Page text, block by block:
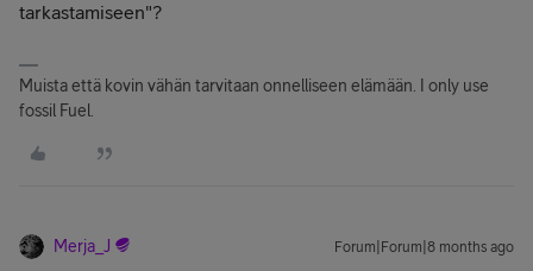
tarkastamiseen"?
Muista että kovin vähän tarvitaan onnelliseen elämään. I only use
fossil Fuel.
Merja_J Forum|Forum|8 months ago